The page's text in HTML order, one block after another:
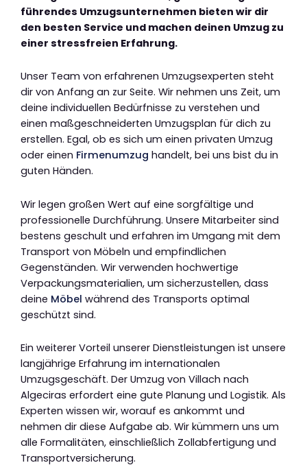
führendes Umzugsunternehmen bieten wir dir
den besten Service und machen deinen Umzug zu
einer stressfreien Erfahrung.
Unser Team von erfahrenen Umzugsexperten steht
dir von Anfang an zur Seite. Wir nehmen uns Zeit, um
deine individuellen Bedürfnisse zu verstehen und
einen maßgeschneiderten Umzugsplan für dich zu
erstellen. Egal, ob es sich um einen privaten Umzug
oder einen Firmenumzug handelt, bei uns bist du in
guten Händen.
Wir legen großen Wert auf eine sorgfältige und
professionelle Durchführung. Unsere Mitarbeiter sind
bestens geschult und erfahren im Umgang mit dem
Transport von Möbeln und empfindlichen
Gegenständen. Wir verwenden hochwertige
Verpackungsmaterialien, um sicherzustellen, dass
deine Möbel während des Transports optimal
geschützt sind.
Ein weiterer Vorteil unserer Dienstleistungen ist unsere
langjährige Erfahrung im internationalen
Umzugsgeschäft. Der Umzug von Villach nach
Algeciras erfordert eine gute Planung und Logistik. Als
Experten wissen wir, worauf es ankommt und
nehmen dir diese Aufgabe ab. Wir kümmern uns um
alle Formalitäten, einschließlich Zollabfertigung und
Transportversicherung.